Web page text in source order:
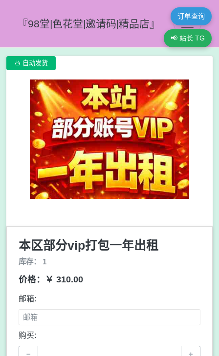
『98堂|色花堂|邀请码|精品店』
订单查询
📢 站长 TG
 自动发货
本区部分vip打包一年出租
库存： 1
价格：￥ 310.00
邮箱:
购买:
− +